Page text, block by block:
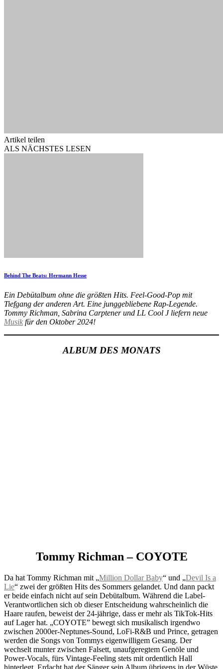
Artikel teilen
ALS NÄCHSTES LESEN
Behind The Beats: Hermann Hesse
Ein Debütalbum ohne die größten Hits. Feel-Good-Pop mit
Tiefgang der anderen Art. Eine junggebliebene Rap-Legende.
Tommy Richman, Sabrina Carptener und LL Cool J liefern neue
Musik für den Oktober 2024!
ALBUM DES MONATS
Tommy Richman – COYOTE
Da hat Tommy Richman mit „Million Dollar Baby“ und „Devil Is a
Lie“ zwei der größten Hits des Sommers gelandet. Und dann packt
er beide einfach nicht auf sein Debütalbum. Während die Label-
Verantwortlichen sich ob dieser Entscheidung wahrscheinlich die
Haare raufen, beweist der 24-jährige, dass er mehr als TikTok-Hits
auf Lager hat. „COYOTE” bewegt sich musikalisch irgendwo
zwischen 2000er-Neptunes-Sound, LoFi-R&B und Prince, getragen
werden die Songs von Tommys eigenwilligem Gesang. Der
wechselt munter zwischen Falsett, unaufgeregtem Genöle und
Power-Vocals, fürs Vintage-Feeling stets mit ordentlich Hall